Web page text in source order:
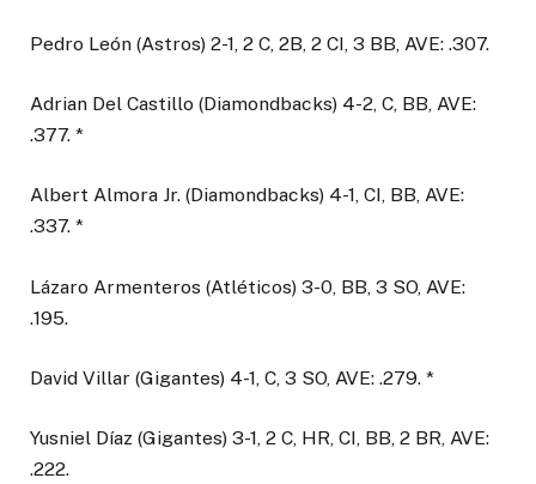
Pedro León (Astros) 2-1, 2 C, 2B, 2 CI, 3 BB, AVE: .307.
Adrian Del Castillo (Diamondbacks) 4-2, C, BB, AVE:
.377. *
Albert Almora Jr. (Diamondbacks) 4-1, CI, BB, AVE:
.337. *
Lázaro Armenteros (Atléticos) 3-0, BB, 3 SO, AVE:
.195.
David Villar (Gigantes) 4-1, C, 3 SO, AVE: .279. *
Yusniel Díaz (Gigantes) 3-1, 2 C, HR, CI, BB, 2 BR, AVE:
.222.